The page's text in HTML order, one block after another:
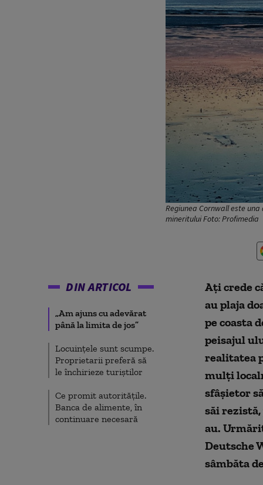
Regiunea Cornwall este
mineritului Foto: Profimedia
DIN ARTICOL
„Am ajuns cu adevărat
până la limita de jos”
Locuințele sunt scumpe.
Proprietarii preferă să
le închirieze turiștilor
Ce promit autoritățile.
Banca de alimente, în
continuare necesară
Aţi crede
au plaja
pe coasta
peisajul
realitatea
mulţi
sfâşietor
săi
au.
Deutsche
sâmbăta